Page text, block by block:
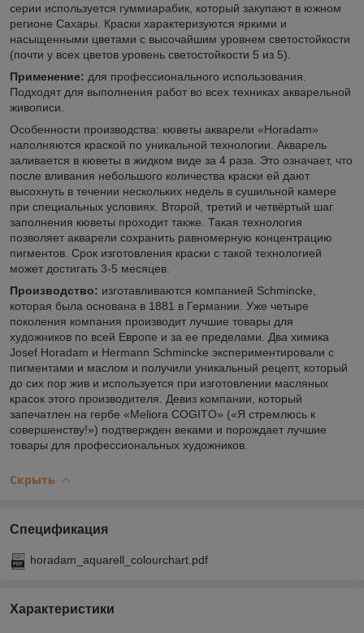
серии используется гуммиарабик, который закупают в южном
регионе Сахары. Краски характеризуются яркими и
насыщенными цветами с высочайшим уровнем светостойкости
(почти у всех цветов уровень светостойкости 5 из 5).
Применение: для профессионального использования.
Подходят для выполнения работ во всех техниках акварельной
живописи.
Особенности производства: кюветы акварели «Horadam»
наполняются краской по уникальной технологии. Акварель
заливается в кюветы в жидком виде за 4 раза. Это означает, что
после вливания небольшого количества краски ей дают
высохнуть в течении нескольких недель в сушильной камере
при специальных условиях. Второй, третий и четвёртый шаг
заполнения кюветы проходит также. Такая технология
позволяет акварели сохранить равномерную концентрацию
пигментов. Срок изготовления краски с такой технологией
может достигать 3-5 месяцев.
Производство: изготавливаются компанией Schmincke,
которая была основана в 1881 в Германии. Уже четыре
поколения компания производит лучшие товары для
художников по всей Европе и за ее пределами. Два химика
Josef Horadam и Hermann Schmincke экспериментировали с
пигментами и маслом и получили уникальный рецепт, который
до сих пор жив и используется при изготовлении масляных
красок этого производителя. Девиз компании, который
запечатлен на гербе «Meliora COGITO» («Я стремлюсь к
совершенству!») подтвержден веками и порождает лучшие
товары для профессиональных художников.
Скрыть
Спецификация
horadam_aquarell_colourchart.pdf
Характеристики